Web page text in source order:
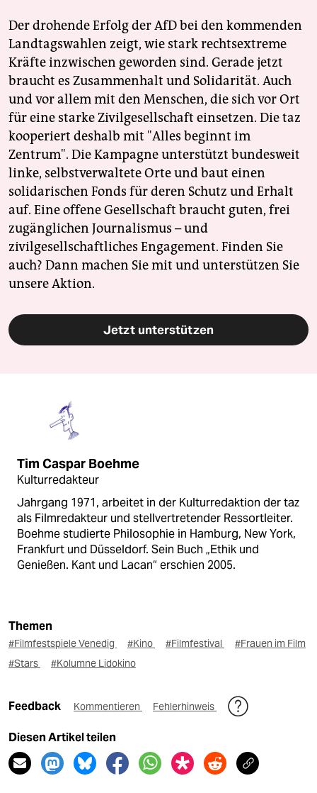
Der drohende Erfolg der AfD bei den kommenden
Landtagswahlen zeigt, wie stark rechtsextreme
Kräfte inzwischen geworden sind. Gerade jetzt
braucht es Zusammenhalt und Solidarität. Auch
und vor allem mit den Menschen, die sich vor Ort
für eine starke Zivilgesellschaft einsetzen. Die taz
kooperiert deshalb mit "Alles beginnt im
Zentrum". Die Kampagne unterstützt bundesweit
linke, selbstverwaltete Orte und baut einen
solidarischen Fonds für deren Schutz und Erhalt
auf. Eine offene Gesellschaft braucht guten, frei
zugänglichen Journalismus – und
zivilgesellschaftliches Engagement. Finden Sie
auch? Dann machen Sie mit und unterstützen Sie
unsere Aktion.
Jetzt unterstützen
Tim Caspar Boehme
Kulturredakteur
Jahrgang 1971, arbeitet in der Kulturredaktion der taz
als Filmredakteur und stellvertretender Ressortleiter.
Boehme studierte Philosophie in Hamburg, New York,
Frankfurt und Düsseldorf. Sein Buch „Ethik und
Genießen. Kant und Lacan“ erschien 2005.
Themen
#Filmfestspiele Venedig #Kino #Filmfestival
#Frauen im Film
#Stars
#Kolumne Lidokino
Feedback Kommentieren Fehlerhinweis
Diesen Artikel teilen